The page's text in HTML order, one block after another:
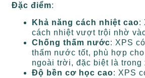
Đặc điểm:
Khả năng cách nhiệt cao:
cách nhiệt vượt trội nhờ
Chống thấm nước: XPS
thấm nước tốt, phù hợp
ngoài trời, đặc biệt là trong
Độ bền cơ học cao: XPS